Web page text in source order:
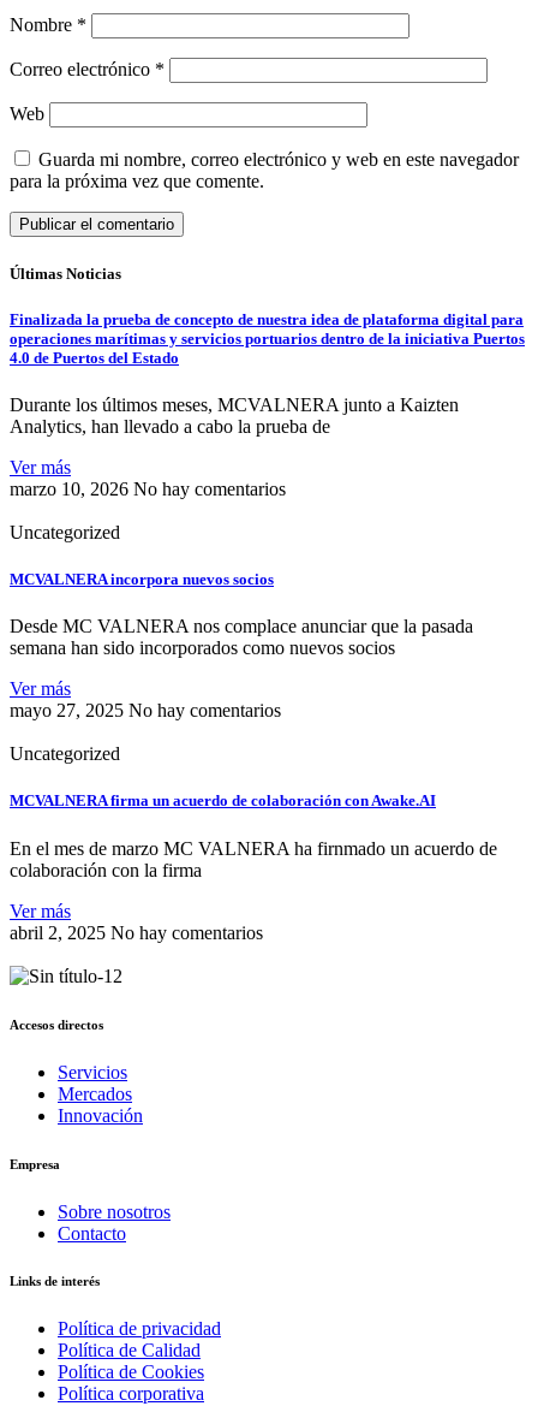
Nombre *
Correo electrónico *
Web
Guarda mi nombre, correo electrónico y web en este navegador
para la próxima vez que comente.
Últimas Noticias
Finalizada la prueba de concepto de nuestra idea de plataforma digital para
operaciones marítimas y servicios portuarios dentro de la iniciativa Puertos
4.0 de Puertos del Estado
Durante los últimos meses, MCVALNERA junto a Kaizten
Analytics, han llevado a cabo la prueba de
Ver más
marzo 10, 2026 No hay comentarios
Uncategorized
MCVALNERA incorpora nuevos socios
Desde MC VALNERA nos complace anunciar que la pasada
semana han sido incorporados como nuevos socios
Ver más
mayo 27, 2025 No hay comentarios
Uncategorized
MCVALNERA firma un acuerdo de colaboración con Awake.AI
En el mes de marzo MC VALNERA ha firnmado un acuerdo de
colaboración con la firma
Ver más
abril 2, 2025 No hay comentarios
Accesos directos
Servicios
Mercados
Innovación
Empresa
Sobre nosotros
Contacto
Links de interés
Política de privacidad
Política de Calidad
Política de Cookies
Política corporativa